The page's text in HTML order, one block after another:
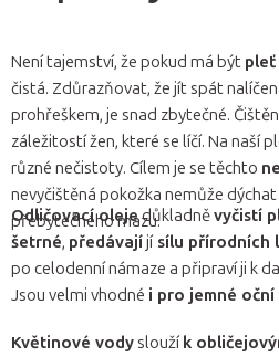
Není tajemství, že pokud má být pleť
čistá. Zdůrazňovat, že jít spát
prohřeškem, je snad zbytečné.
záležitostí žen, které se líčí. Na naší
různé nečistoty. Cílem je se těchto
nevyčištěná pokožka nemůže dýchat
přebytečného mazu.
Odličovací olejedůkladněvyčistí
šetrné, předávajíjísílu přírodních
po celodenní námaze a připraví ji k
Jsou velmi vhodné i pro jemné
Květinové vodysloužík